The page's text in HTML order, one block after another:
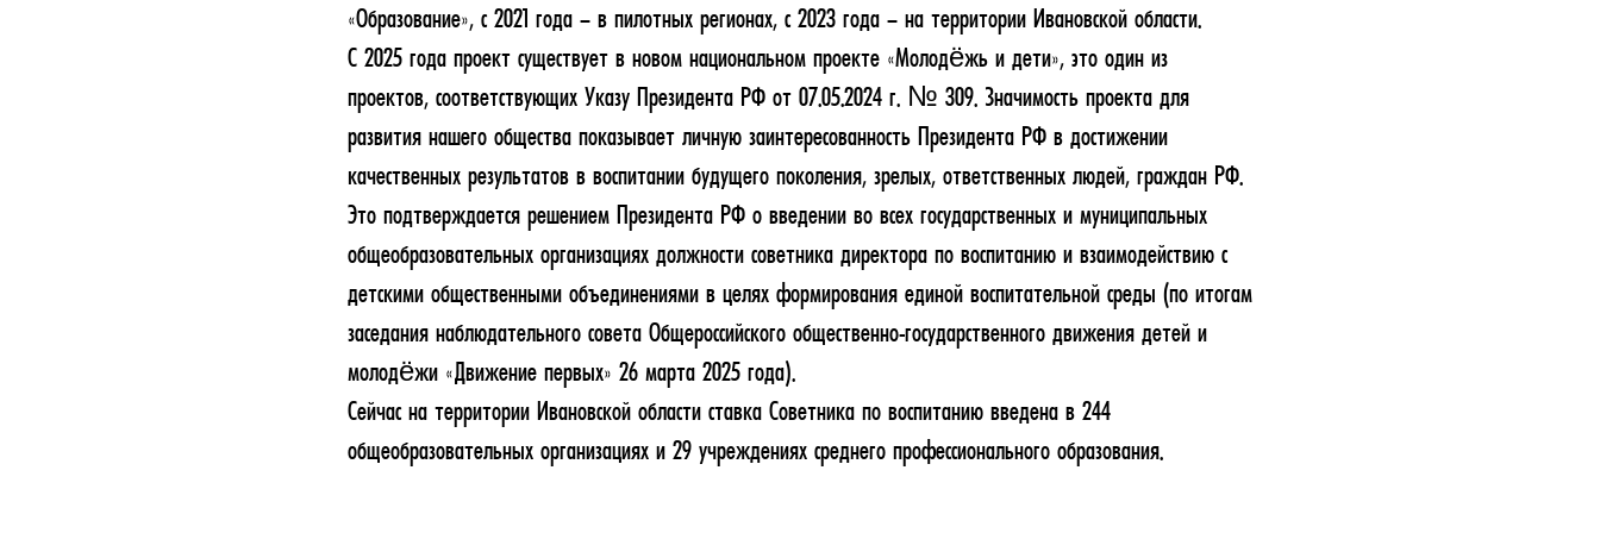
«Образование», с 2021 года – в пилотных регионах, с 2023 года – на территории Ивановской области.
С 2025 года проект существует в новом национальном проекте «Молодёжь и дети», это один из
проектов, соответствующих Указу Президента РФ от 07.05.2024 г. № 309. Значимость проекта для
развития нашего общества показывает личную заинтересованность Президента РФ в достижении
качественных результатов в воспитании будущего поколения, зрелых, ответственных людей, граждан РФ.
Это подтверждается решением Президента РФ о введении во всех государственных и муниципальных
общеобразовательных организациях должности советника директора по воспитанию и взаимодействию с
детскими общественными объединениями в целях формирования единой воспитательной среды (по итогам
заседания наблюдательного совета Общероссийского общественно-государственного движения детей и
молодёжи «Движение первых» 26 марта 2025 года).
Сейчас на территории Ивановской области ставка Советника по воспитанию введена в 244
общеобразовательных организациях и 29 учреждениях среднего профессионального образования.